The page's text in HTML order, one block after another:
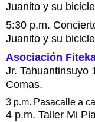
Juanito y su
5:30 p.m.
Juanito y su
Asociación
Jr. Tahuantinsuyo
Comas.
3 p.m. Pasacalle a
4 p.m. Taller Mi